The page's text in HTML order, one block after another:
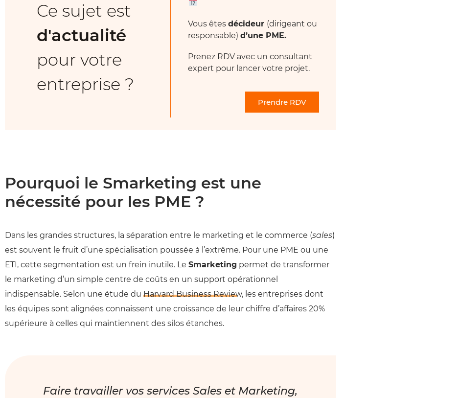
Ce sujet est
d'actualité
pour votre
entreprise ?
Vous êtesdécideur (dirigeant ou
responsable)d’une PME.
Prenez RDV avec un consultant
expert pour lancer votre projet.
Prendre RDV
Pourquoi le Smarketing est une
nécessité pour les PME ?
Dans les grandes structures, la séparation entre le marketing et le commerce (sales)
est souvent le fruit d’une spécialisation poussée à l’extrême. Pour une PME ou une
ETI, cette segmentation est un frein inutile. Le Smarketing permet de transformer
le marketing d’un simple centre de coûts en un support opérationnel
indispensable. Selon une étude du Harvard Business Review, les entreprises dont
les équipes sont alignées connaissent une croissance de leur chiffre d’affaires 20%
supérieure à celles qui maintiennent des silos étanches.
Faire travailler vos services Sales et Marketing,